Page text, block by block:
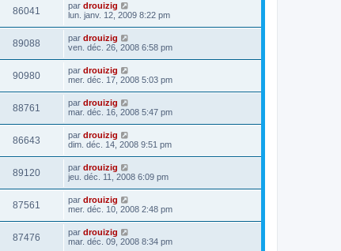
86041 par drouizig
lun. janv. 12, 2009 8:22 pm
89088 par drouizig
ven. déc. 26, 2008 6:58 pm
90980 par drouizig
mer. déc. 17, 2008 5:03 pm
88761 par drouizig
mar. déc. 16, 2008 5:47 pm
86643 par drouizig
dim. déc. 14, 2008 9:51 pm
89120 par drouizig
jeu. déc. 11, 2008 6:09 pm
87561 par drouizig
mer. déc. 10, 2008 2:48 pm
87476 par drouizig
mar. déc. 09, 2008 8:34 pm